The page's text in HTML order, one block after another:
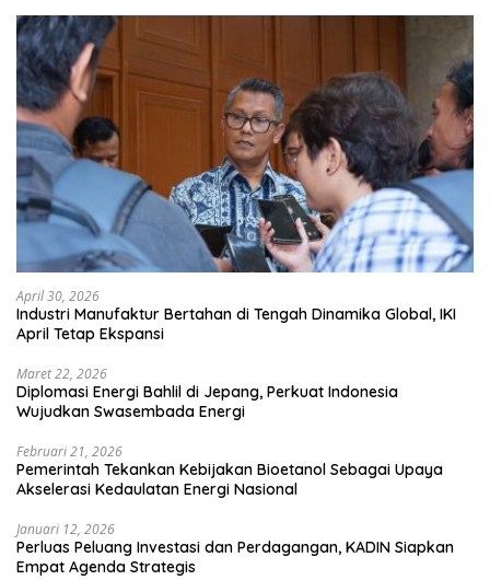
April 30, 2026
Industri Manufaktur Bertahan di Tengah Dinamika Global, IKI
April Tetap Ekspansi
Maret 22, 2026
Diplomasi Energi Bahlil di Jepang, Perkuat Indonesia
Wujudkan Swasembada Energi
Februari 21, 2026
Pemerintah Tekankan Kebijakan Bioetanol Sebagai Upaya
Akselerasi Kedaulatan Energi Nasional
Januari 12, 2026
Perluas Peluang Investasi dan Perdagangan, KADIN Siapkan
Empat Agenda Strategis